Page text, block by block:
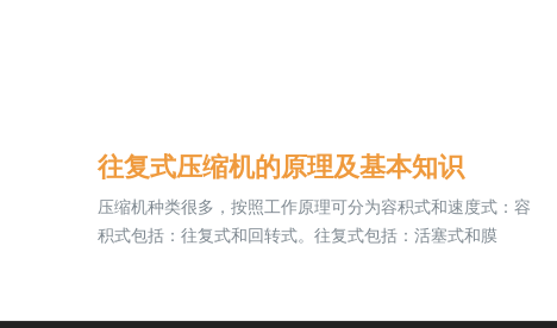
往复式压缩机的原理及基本知识
压缩机种类很多，按照工作原理可分为容积式和速度式：容
积式包括：往复式和回转式。往复式包括：活塞式和膜